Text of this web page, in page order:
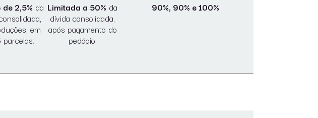
2,5% da
em
Limitada a 50% da
dívida consolidada,
após pagamento do
pedágio;
90%, 90% e 100%.